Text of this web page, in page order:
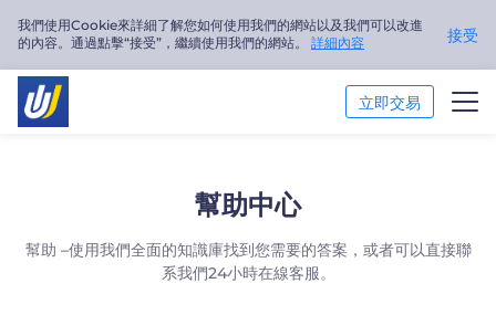
我們使用Cookie來詳細了解您如何使用我們的網站以及我們可以改進
的內容。通過點擊“接受”，繼續使用我們的網站。 詳細內容 接受
立即交易
幫助中心
幫助 –使用我們全面的知識庫找到您需要的答案，或者可以直接聯
系我們24小時在線客服。